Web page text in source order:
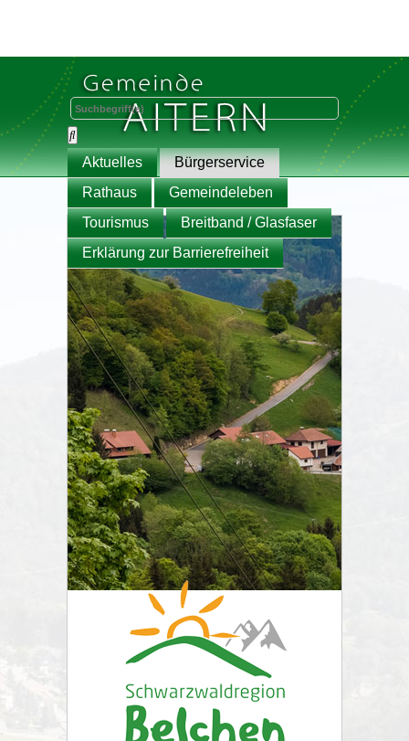
Aktuelles
Bürgerservice
Rathaus
Gemeindeleben
Tourismus
Breitband / Glasfaser
Erklärung zur Barrierefreiheit